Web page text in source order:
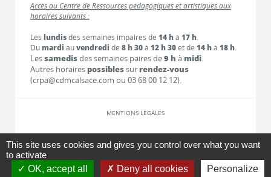
Accès au Centre de Ressources pédagogiques et artistiques aux
horaires suivants :
Les lundisdes semaines impaires de 14 hà 17 h.
Dumardi auvendredi de 8 h 30à 12 h 30et de 14 hà 18 h.
Lessamedisdes semaines paires de9 h à midi.
Autres horaires possiblessur rendez-vous
(crpa@cdmcalsace.com ou 03 68 00 12 12).
MENTIONS LÉGALES
LIENS
CONTACT
This site uses cookies and gives you control over what you want
to activate
OK, accept all
Deny all cookies Personalize